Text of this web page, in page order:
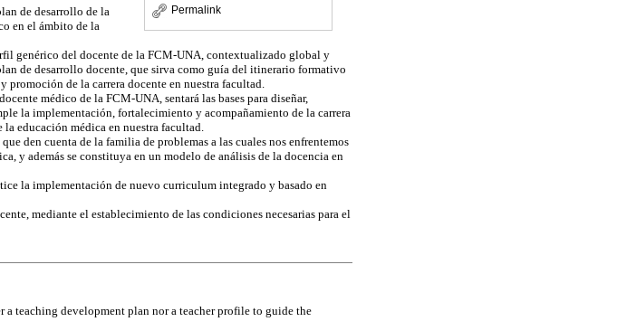
Permalink
de desarrollo de la
en el ámbito de la
genérico del docente de la FCM-UNA, contextualizado global y
de desarrollo docente, que sirva como guía del itinerario formativo
promoción de la carrera docente en nuestra facultad.
médico de la FCM-UNA, sentará las bases para diseñar,
la implementación, fortalecimiento y acompañamiento de la carrera
educación médica en nuestra facultad.
den cuenta de la familia de problemas a las cuales nos enfrentemos
y además se constituya en un modelo de análisis de la docencia en
la implementación de nuevo curriculum integrado y basado en
mediante el establecimiento de las condiciones necesarias para el
teaching development plan nor a teacher profile to guide the